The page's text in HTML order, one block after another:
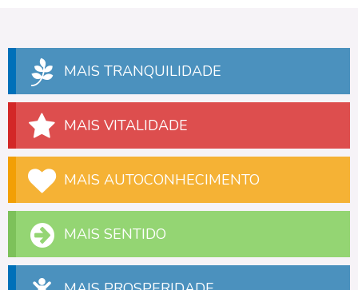
MAIS TRANQUILIDADE
MAIS VITALIDADE
MAIS AUTOCONHECIMENTO
MAIS SENTIDO